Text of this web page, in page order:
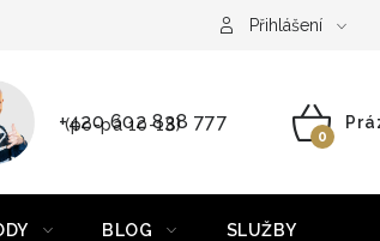
Přihlášení
+420 602 838 777
(po-pá 10-18)
BLOG SLUŽBY